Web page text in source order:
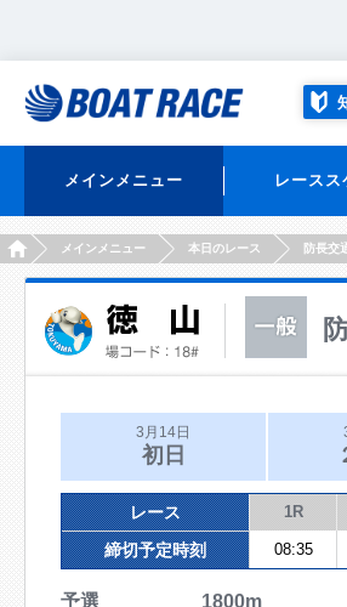
メインメニュー レース
HOMEメインメニュー 本日のレース 防長交
3月14日
初日
レース 1R
締切予定時刻 08:35
予選 1800m